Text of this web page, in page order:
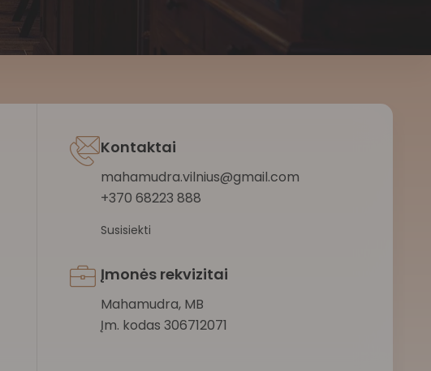
Kontaktai
mahamudra.vilnius@gmail.com
+370 68223 888
Susisiekti
Įmonės rekvizitai
Mahamudra, MB
Įm. kodas 306712071